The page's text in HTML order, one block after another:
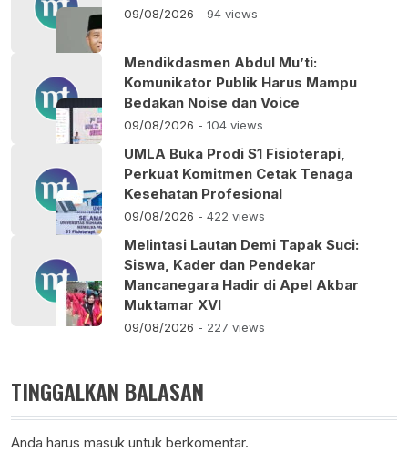
09/08/2026 - 94 views
Mendikdasmen Abdul Mu’ti:
Komunikator Publik Harus Mampu
Bedakan Noise dan Voice
09/08/2026 - 104 views
UMLA Buka Prodi S1 Fisioterapi,
Perkuat Komitmen Cetak Tenaga
Kesehatan Profesional
09/08/2026 - 422 views
Melintasi Lautan Demi Tapak Suci:
Siswa, Kader dan Pendekar
Mancanegara Hadir di Apel Akbar
Muktamar XVI
09/08/2026 - 227 views
TINGGALKAN BALASAN
Anda harus masuk untuk berkomentar.